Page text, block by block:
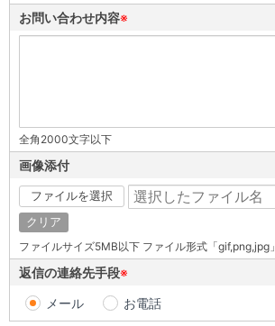
お問い合わせ内容※
全角2000文字以下
画像添付
ファイルを選択
クリア
ファイルサイズ5MB以下 ファイル形式「gif,png,jpg」
返信の連絡先手段※
メール
お電話